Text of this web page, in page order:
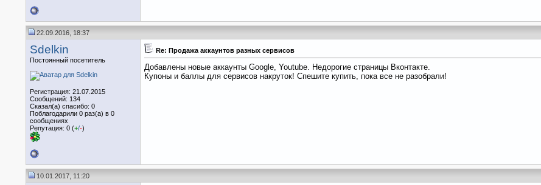
22.09.2016, 18:37
Sdelkin
Постоянный посетитель
Регистрация: 21.07.2015
Сообщений: 134
Сказал(а) спасибо: 0
Поблагодарили 0 раз(а) в 0
сообщениях
Репутация: 0 (+/-)
Re: Продажа аккаунтов разных сервисов
Добавлены новые аккаунты Google, Youtube. Недорогие страницы Вконтакте.
Купоны и баллы для сервисов накруток! Спешите купить, пока все не разобрали!
10.01.2017, 11:20